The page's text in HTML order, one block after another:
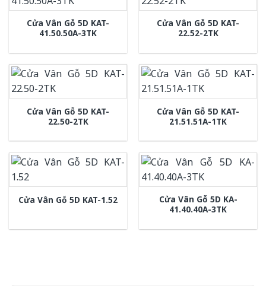
Cửa Vân Gỗ 5D KAT-
41.50.50A-3TK
Cửa Vân Gỗ 5D KAT-
22.52-2TK
Cửa Vân Gỗ 5D KAT-
22.50-2TK
Cửa Vân Gỗ 5D KAT-
21.51.51A-1TK
Cửa Vân Gỗ 5D KAT-1.52
Cửa Vân Gỗ 5D KA-
41.40.40A-3TK